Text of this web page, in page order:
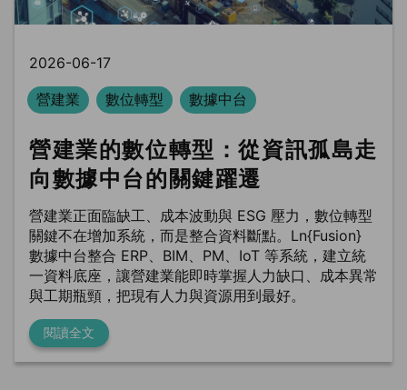
2026-06-17
營建業
數位轉型 數據中台
營建業的數位轉型：從資訊孤島走
向數據中台的關鍵躍遷
營建業正面臨缺工、成本波動與 ESG 壓力，數位轉型
關鍵不在增加系統，而是整合資料斷點。Ln{Fusion}
數據中台整合 ERP、BIM、PM、IoT 等系統，建立統
一資料底座，讓營建業能即時掌握人力缺口、成本異常
與工期瓶頸，把現有人力與資源用到最好。
閱讀全文